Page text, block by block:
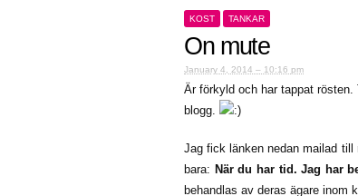
KOST TANKAR
On mute
January 4, 2014 – 10:16 pm
Är förkyld och har tappat
blogg.
Jag fick länken nedan mailad
bara: När du har tid. Jag har
behandlas av deras ägare inom